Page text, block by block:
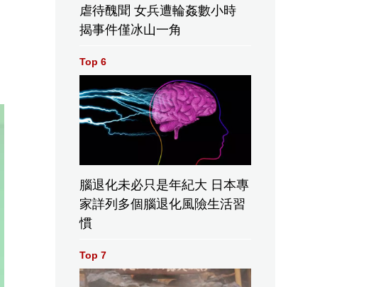
虐待醜聞 女兵遭輪姦數小時
揭事件僅冰山一角
Top 6
腦退化未必只是年紀大 日本專
家詳列多個腦退化風險生活習
慣
Top 7